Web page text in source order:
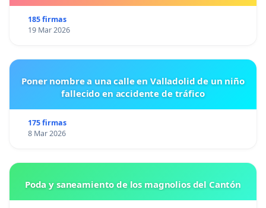
185 firmas
19 Mar 2026
Poner nombre a una calle en Valladolid de un niño
fallecido en accidente de tráfico
175 firmas
8 Mar 2026
Poda y saneamiento de los magnolios del Cantón